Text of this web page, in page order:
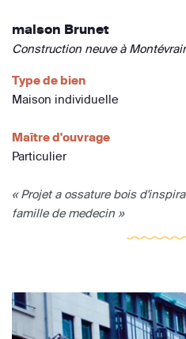
maison Brunet
Construction neuve à
Type de bien
Maison individuelle
Maître d'ouvrage
Particulier
« Projet a ossature bois
famille de medecin »